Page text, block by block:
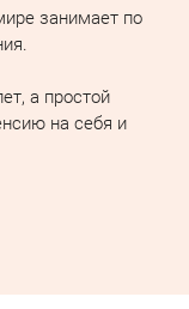
занимает по
а простой
на себя и